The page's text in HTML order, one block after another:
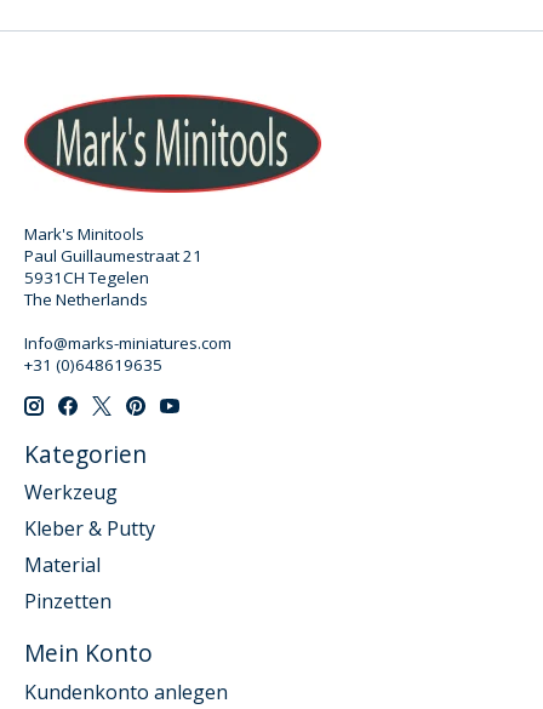
Mark's Minitools
Paul Guillaumestraat 21
5931CH Tegelen
The Netherlands
Info@marks-miniatures.com
+31 (0)648619635
Kategorien
Werkzeug
Kleber & Putty
Material
Pinzetten
Mein Konto
Kundenkonto anlegen